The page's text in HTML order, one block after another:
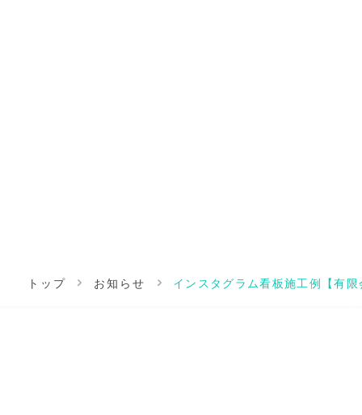
トップ お知らせ インスタグラム看板施工例【有